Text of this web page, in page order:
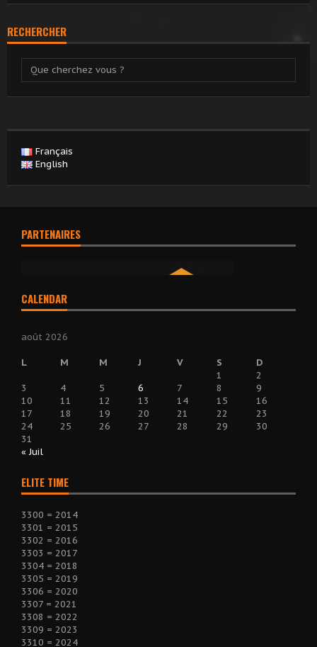
RECHERCHER
Français
English
PARTENAIRES
CALENDAR
août 2026
L M M J V S
D
1
2
3
4 5 6 7 8
9
10
11 12 13 14 15
16
17
18 19 20 21 22
23
24
25 26 27 28 29
30
31
« Juil
ELITE TIME
3300 = 2014
3301 = 2015
3302 = 2016
3303 = 2017
3304 = 2018
3305 = 2019
3306 = 2020
3307 = 2021
3308 = 2022
3309 = 2023
3310 = 2024